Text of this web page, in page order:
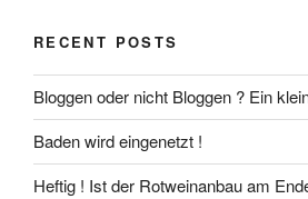
RECENT POSTS
Bloggen oder nicht Bloggen ? Ein
Baden wird eingenetzt !
Heftig ! Ist der Rotweinanbau am